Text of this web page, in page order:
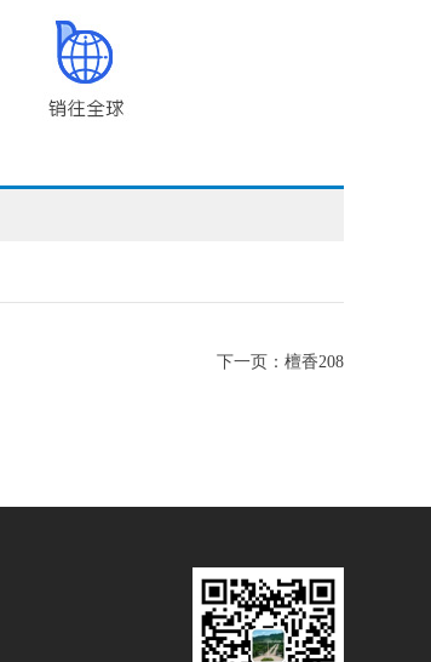
下一页： 檀香208